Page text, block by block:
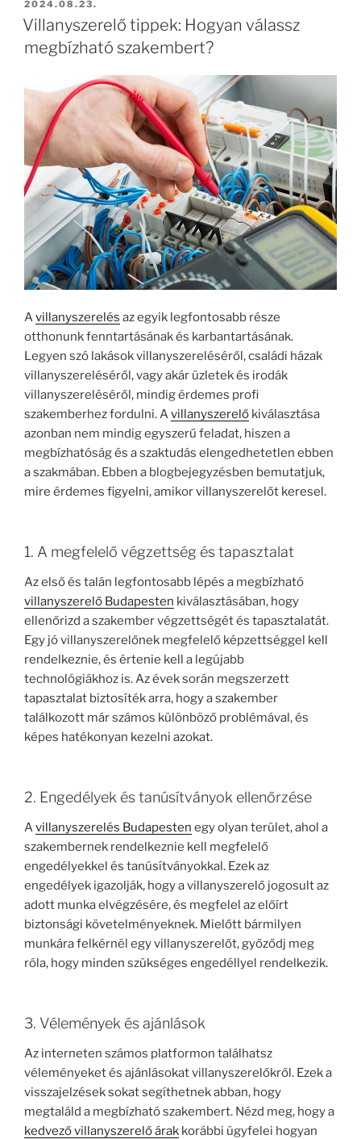
BEKÜLDVE:
2024.08.23.
Villanyszerelő tippek: Hogyan válassz
megbízható szakembert?
Avillanyszerelés az egyik legfontosabb része
otthonunk fenntartásának és karbantartásának.
Legyen szó lakások villanyszereléséről, családi házak
villanyszereléséről, vagy akár üzletek és irodák
villanyszereléséről, mindig érdemes profi
szakemberhez fordulni. Avillanyszerelő kiválasztása
azonban nem mindig egyszerű feladat, hiszen a
megbízhatóság és a szaktudás elengedhetetlen ebben
a szakmában. Ebben a blogbejegyzésben bemutatjuk,
mire érdemes figyelni, amikor villanyszerelőt keresel.
1. A megfelelő végzettség és tapasztalat
Az első és talán legfontosabb lépés a megbízható
villanyszerelő Budapesten kiválasztásában, hogy
ellenőrizd a szakember végzettségét és tapasztalatát.
Egy jó villanyszerelőnek megfelelő képzettséggel kell
rendelkeznie, és értenie kell a legújabb
technológiákhoz is. Az évek során megszerzett
tapasztalat biztosíték arra, hogy a szakember
találkozott már számos különböző problémával, és
képes hatékonyan kezelni azokat.
2. Engedélyek és tanúsítványok ellenőrzése
Avillanyszerelés Budapesten egy olyan terület, ahol a
szakembernek rendelkeznie kell megfelelő
engedélyekkel és tanúsítványokkal. Ezek az
engedélyek igazolják, hogy a villanyszerelő jogosult az
adott munka elvégzésére, és megfelel az előírt
biztonsági követelményeknek. Mielőtt bármilyen
munkára felkérnél egy villanyszerelőt, győződj meg
róla, hogy minden szükséges engedéllyel rendelkezik.
3. Vélemények és ajánlások
Az interneten számos platformon találhatsz
véleményeket és ajánlásokat villanyszerelőkről. Ezek a
visszajelzések sokat segíthetnek abban, hogy
megtaláld a megbízható szakembert. Nézd meg, hogy a
kedvező villanyszerelő árak korábbi ügyfelei hogyan